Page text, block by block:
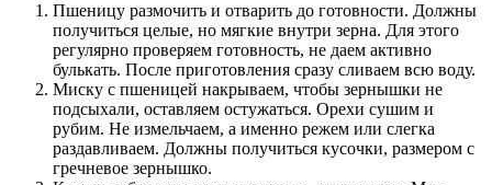
Пшеницу размочить и отварить до готовности. Должны
получиться целые, но мягкие внутри зерна. Для этого
регулярно проверяем готовность, не даем активно
булькать. После приготовления сразу сливаем всю воду.
Миску с пшеницей накрываем, чтобы зернышки не
подсыхали, оставляем остужаться. Орехи сушим и
рубим. Не измельчаем, а именно режем или слегка
раздавливаем. Должны получиться кусочки, размером с
гречневое зернышко.